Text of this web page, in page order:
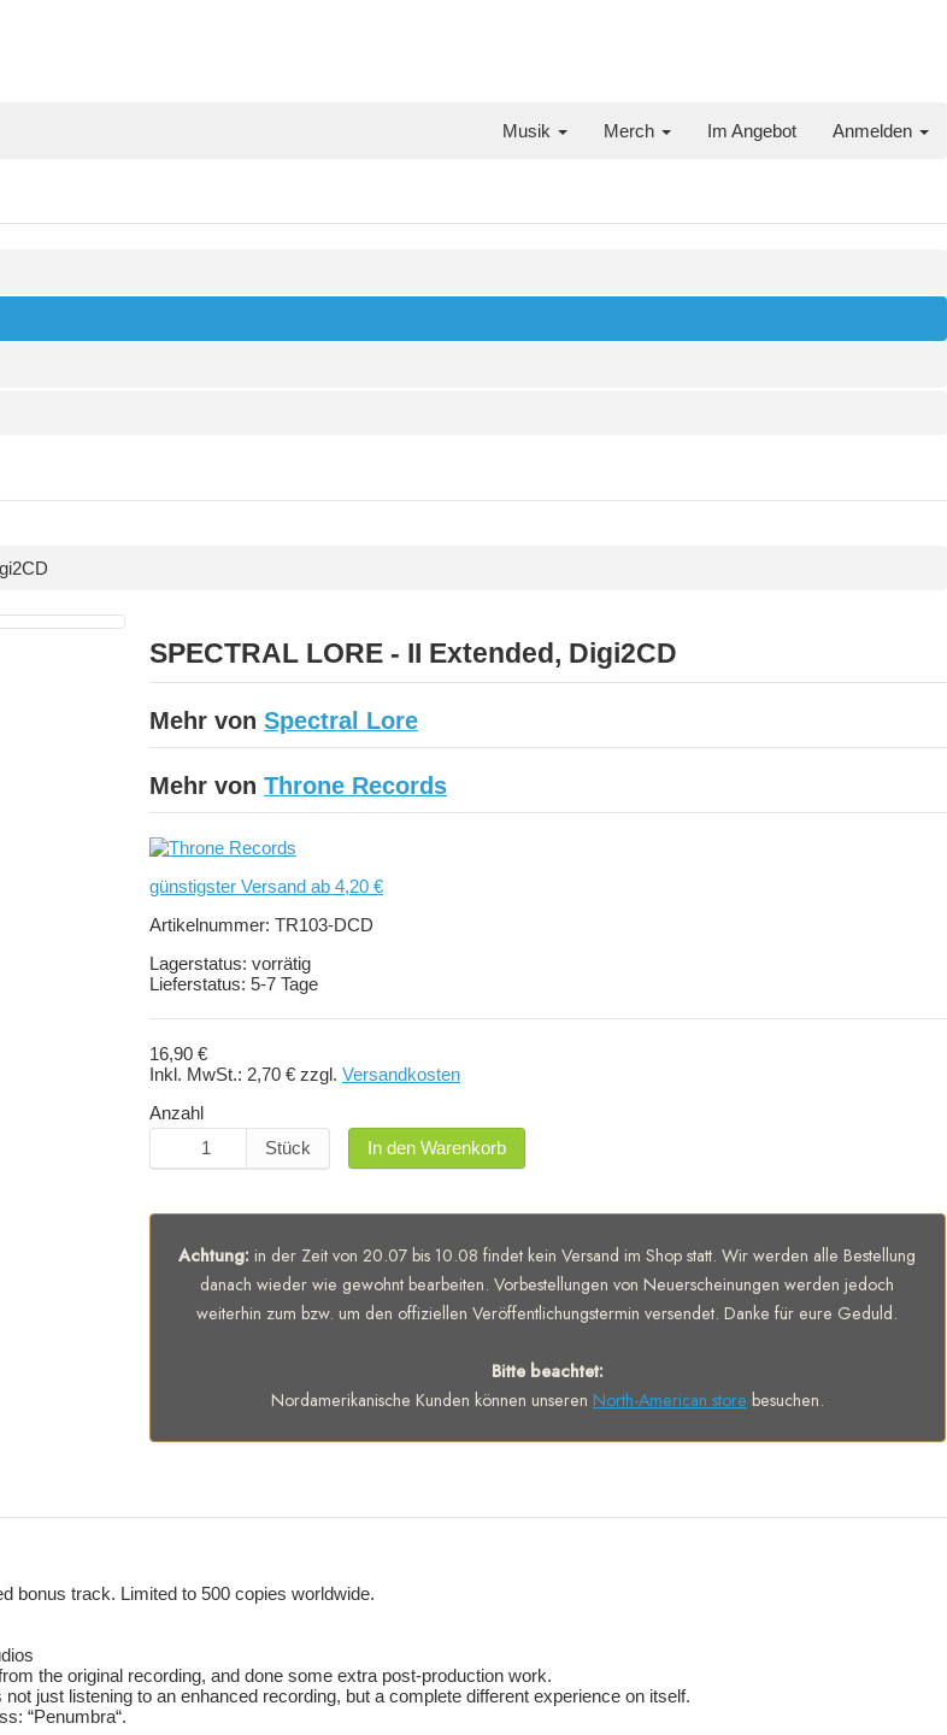
Musik Merch Im Angebot Anmelden
SPECTRAL LORE - II Extended, Digi2CD
Mehr von Spectral Lore
Mehr von Throne Records
günstigster Versand ab 4,20 €
Artikelnummer: TR103-DCD
Lagerstatus: vorrätig
Lieferstatus: 5-7 Tage
16,90 €
Inkl. MwSt.: 2,70 €zzgl. Versandkosten
Anzahl
Stück
In den Warenkorb
Achtung: in der Zeit von 20.07 bis 10.08 findet kein Versand im Shop statt. Wir werden alle Bestellung
danach wieder wie gewohnt bearbeiten. Vorbestellungen von Neuerscheinungen werden jedoch
weiterhin zum bzw. um den offiziellen Veröffentlichungstermin versendet. Danke für eure Geduld.
Bitte beachtet:
Nordamerikanische Kunden können unseren North-American store besuchen.
bonus track. Limited to 500 copies worldwide.
the original recording, and done some extra post-production work.
just listening to an enhanced recording, but a complete different experience on itself.
“Penumbra“.